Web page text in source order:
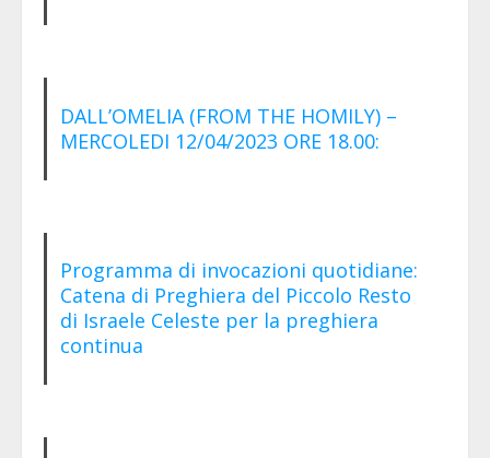
DALL’OMELIA (FROM THE HOMILY) –
MERCOLEDI 12/04/2023 ORE 18.00:
Programma di invocazioni quotidiane:
Catena di Preghiera del Piccolo Resto
di Israele Celeste per la preghiera
continua